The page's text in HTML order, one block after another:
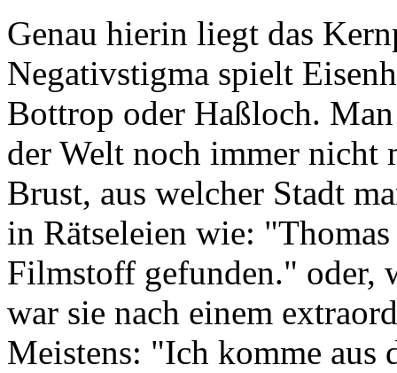
Genau hierin liegt das
Negativstigma spielt
Bottrop oder Haßloch.
der Welt noch immer nicht
Brust, aus welcher Stadt
in Rätseleien wie:
Filmstoff gefunden." oder,
war sie nach einem
Meistens: "Ich komme aus